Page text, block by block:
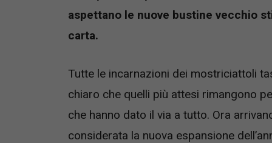
aspettano le nuove bustine vecchio
carta.
Tutte le incarnazioni dei mostriciattoli
chiaro che quelli più attesi rimangono
che hanno dato il via a tutto. Ora
considerata la nuova espansione